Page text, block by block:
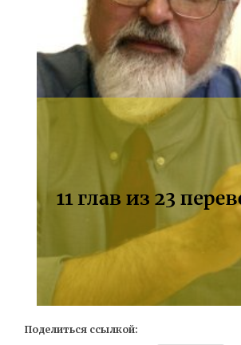
Поделиться ссылкой: